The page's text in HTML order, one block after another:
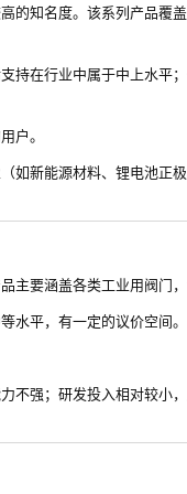
的知名度。该系列产品覆
持在行业中属于中上水平
户。
新能源材料、锂电池正
要涵盖各类工业用阀门
水平，有一定的议价空间。
不强；研发投入相对较小